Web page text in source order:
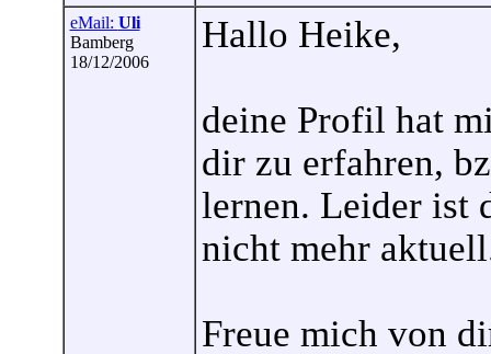
eMail: Uli
Bamberg
18/12/2006
Hallo Heike,
deine Profil hat
dir zu erfahren,
lernen. Leider ist
nicht mehr
Freue mich von